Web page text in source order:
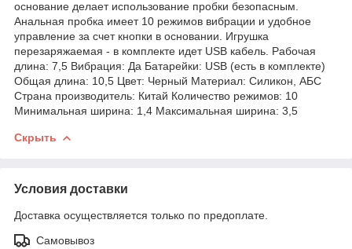
основание делает использование пробки безопасным.
Анальная пробка имеет 10 режимов вибрации и удобное
управление за счет кнопки в основании. Игрушка
перезаряжаемая - в комплекте идет USB кабель. Рабочая
длина: 7,5 Вибрация: Да Батарейки: USB (есть в комплекте)
Общая длина: 10,5 Цвет: Черный Материал: Силикон, АБС
Страна производитель: Китай Количество режимов: 10
Минимальная ширина: 1,4 Максимальная ширина: 3,5
Скрыть
Условия доставки
Доставка осуществляется только по предоплате.
Самовывоз